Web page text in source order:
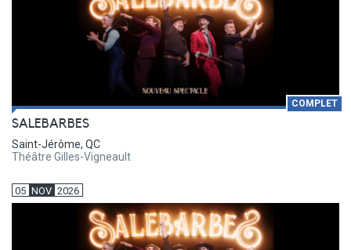
COMPLET
SALEBARBES
Saint-Jérôme, QC
Théâtre Gilles-Vigneault
05 NOV 2026